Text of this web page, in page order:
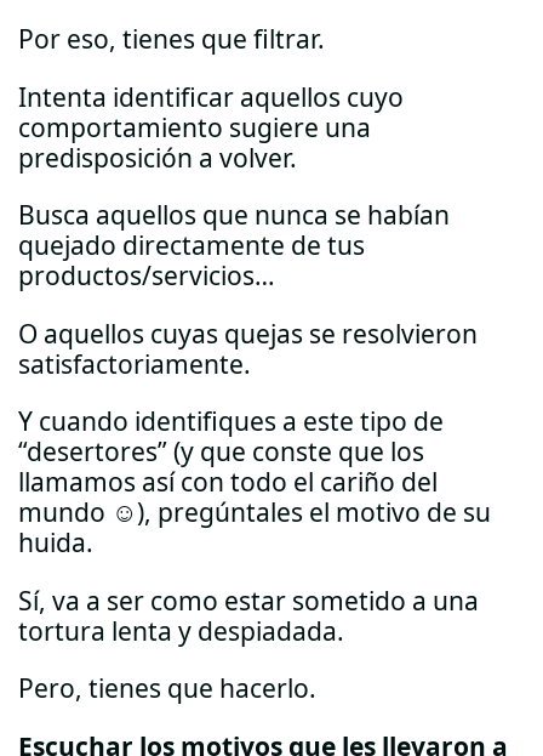
Por eso, tienes que filtrar.
Intenta identificar aquellos cuyo
comportamiento sugiere una
predisposición a volver.
Busca aquellos que nunca se habían
quejado directamente de tus
productos/servicios…
O aquellos cuyas quejas se resolvieron
satisfactoriamente.
Y cuando identifiques a este tipo de
“desertores” (y que conste que los
llamamos así con todo el cariño del
mundo ☺), pregúntales el motivo de su
huida.
Sí, va a ser como estar sometido a una
tortura lenta y despiadada.
Pero, tienes que hacerlo.
Escuchar los motivos que les llevaron a